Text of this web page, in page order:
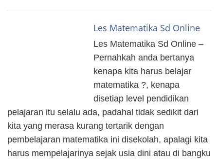
Les Matematika Sd Online
Les Matematika Sd Online –
Pernahkah anda bertanya
kenapa kita harus belajar
matematika ?, kenapa
disetiap level pendidikan
pelajaran itu selalu ada, padahal tidak sedikit dari
kita yang merasa kurang tertarik dengan
pembelajaran matematika ini disekolah, apalagi kita
harus mempelajarinya sejak usia dini atau di bangku